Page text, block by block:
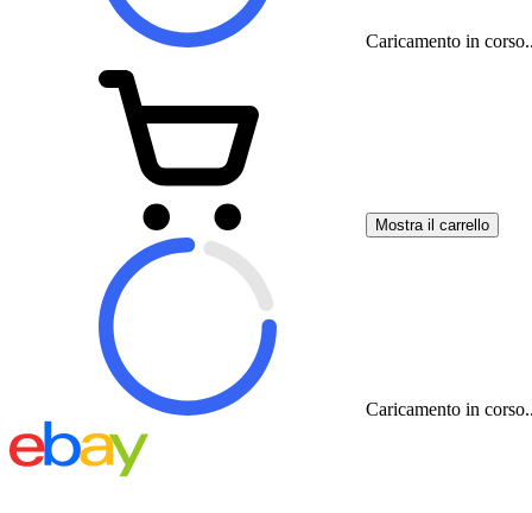
Caricamento in
Mostra il carrello
Caricamento in